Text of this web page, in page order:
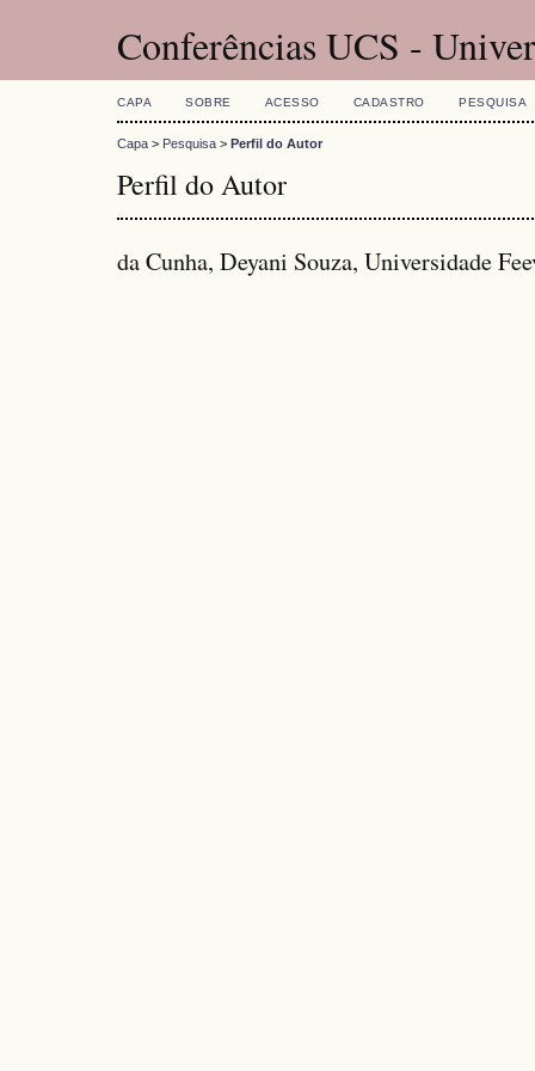
Conferências UCS -
CAPA SOBRE ACESSO CADASTRO PESQUISA
Capa > Pesquisa > Perfil do Autor
Perfil do Autor
da Cunha, Deyani Souza, Universidade